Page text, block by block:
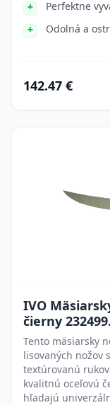
Perfektne
Odolná a
142.47 €
IVO
čierny
Tento mäsiarsky
lisovaných nožov
textúrovanú
kvalitnú oceľovú
hľadajú